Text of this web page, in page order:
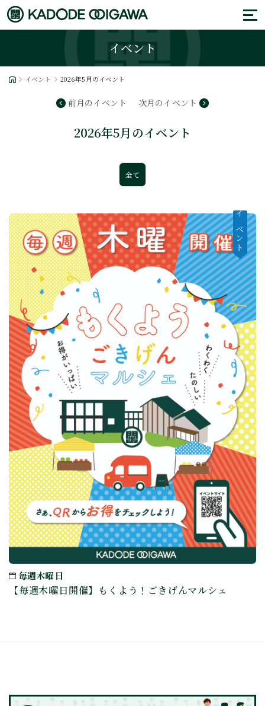
イベント
イベント 2026年5月のイベント
前月のイベント 次月のイベント
2026年5月のイベント
全て
イベント
毎週木曜日
【毎週木曜日開催】もくよう！ごきげんマルシェ